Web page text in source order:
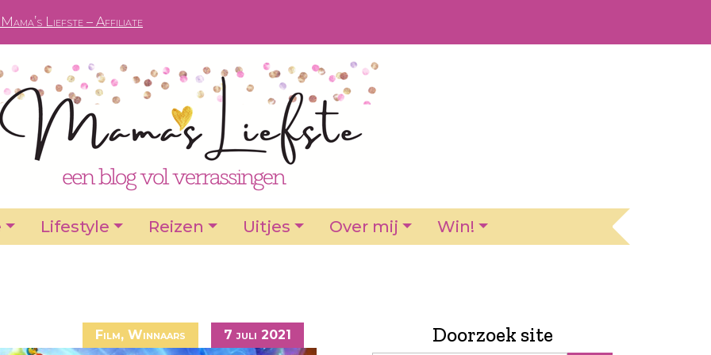
Liefste – Affiliate
Lifestyle Reizen Uitjes Over mij Win!
Film, Winnaars 7 juli 2021 Doorzoek site